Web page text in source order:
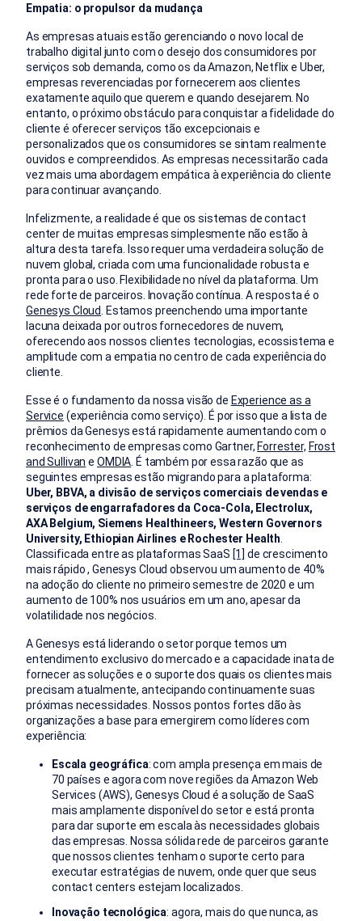
Empatia: o propulsor da mudança
As empresas atuais estão gerenciando o novo local de
trabalho digital junto com o desejo dos consumidores por
serviços sob demanda, como os da Amazon, Netflix e Uber,
empresas reverenciadas por fornecerem aos clientes
exatamente aquilo que querem e quando desejarem. No
entanto, o próximo obstáculo para conquistar a fidelidade do
cliente é oferecer serviços tão excepcionais e
personalizados que os consumidores se sintam realmente
ouvidos e compreendidos. As empresas necessitarão cada
vez mais uma abordagem empática à experiência do cliente
para continuar avançando.
Infelizmente, a realidade é que os sistemas de contact
center de muitas empresas simplesmente não estão à
altura desta tarefa. Isso requer uma verdadeira solução de
nuvem global, criada com uma funcionalidade robusta e
pronta para o uso. Flexibilidade no nível da plataforma. Um
rede forte de parceiros. Inovação contínua. A resposta é o
Genesys Cloud. Estamos preenchendo uma importante
lacuna deixada por outros fornecedores de nuvem,
oferecendo aos nossos clientes tecnologias, ecossistema e
amplitude com a empatia no centro de cada experiência do
cliente.
Esse é o fundamento da nossa visão de Experience as a
Service (experiência como serviço). É por isso que a lista de
prêmios da Genesys está rapidamente aumentando com o
reconhecimento de empresas como Gartner, Forrester, Frost
and Sullivan e OMDIA. É também por essa razão que as
seguintes empresas estão migrando para a plataforma:
Uber, BBVA, a divisão de serviços comerciais de vendas e
serviços de engarrafadores da Coca-Cola, Electrolux,
AXA Belgium, Siemens Healthineers, Western Governors
University, Ethiopian Airlines e Rochester Health.
Classificada entre as plataformas SaaS [1] de crescimento
mais rápido , Genesys Cloud observou um aumento de 40%
na adoção do cliente no primeiro semestre de 2020 e um
aumento de 100% nos usuários em um ano, apesar da
volatilidade nos negócios.
A Genesys está liderando o setor porque temos um
entendimento exclusivo do mercado e a capacidade inata de
fornecer as soluções e o suporte dos quais os clientes mais
precisam atualmente, antecipando continuamente suas
próximas necessidades. Nossos pontos fortes dão às
organizações a base para emergirem como líderes com
experiência:
Escala geográfica: com ampla presença em mais de
70 países e agora com nove regiões da Amazon Web
Services (AWS), Genesys Cloud é a solução de SaaS
mais amplamente disponível do setor e está pronta
para dar suporte em escala às necessidades globais
das empresas. Nossa sólida rede de parceiros garante
que nossos clientes tenham o suporte certo para
executar estratégias de nuvem, onde quer que seus
contact centers estejam localizados.
Inovação tecnológica: agora, mais do que nunca, as